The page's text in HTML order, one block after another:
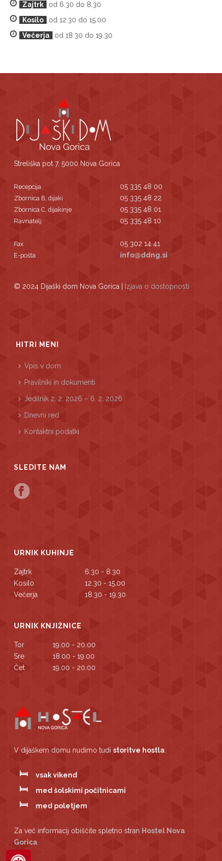
Zajtrk
od 6.30 do 8.30
Kosilo
od 12.30 do 15.00
Večerja
od 18.30 do 19.30
Streliška pot 7, 5000 Nova Gorica
Recepcija 05 335 48 00
Zbornica B, dijaki 05 335 48 22
Zbornica C, dijakinje 05 335 48 01
Ravnatelj 05 335 48 10
Fax 05 302 14 41
E-pošta info@ddng.si
© 2024 Dijaški dom Nova Gorica | Izjava o dostopnosti
HITRI MENI
Vpis v dom
Pravilniki in dokumenti
Jedilnik 2. 2. 2026 – 6. 2. 2026
Dnevni red
Kontaktni podatki
SLEDITE NAM
URNIK KUHINJE
Zajtrk
6.30 - 8.30
Kosilo
12.30 - 15.00
Večerja
18.30 - 19.30
URNIK KNJIŽNICE
Tor
19.00 - 20.00
Sre
18.00 - 19.00
Čet
19.00 - 20.00
V dijaškem domu nudimo tudistoritve hostla:
vsak vikend
med šolskimi počitnicami
med poletjem
Za več informacij obiščite spletno stran Hostel Nova
Gorica.